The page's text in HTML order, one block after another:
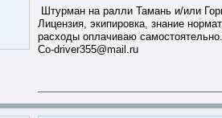
Штурман на ралли Тамань и/или
Лицензия, экипировка, знание
расходы оплачиваю
Co-driver35​5@mail.ru